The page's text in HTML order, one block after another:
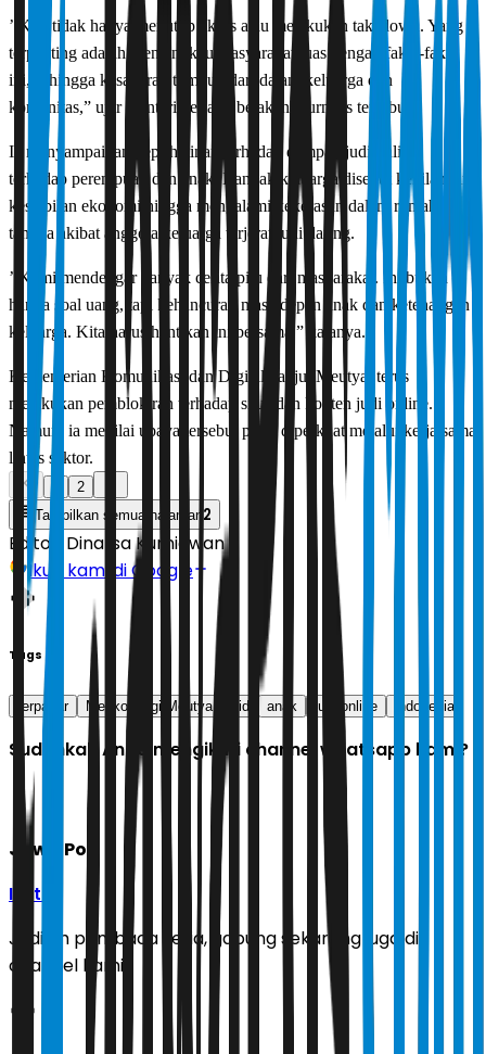
’’Kita tidak hanya menutup akses atau melakukan takedown. Yang
terpenting adalah menjangkau masyarakat luas dengan fakta-fakta
ini, sehingga kesadaran tumbuh dari dalam keluarga dan
komunitas,” ujar menteri berlatar belakang jurnalis tersebut.
Ia menyampaikan keprihatinan terhadap dampak judi online
terhadap perempuan dan anak. Banyak keluarga disebut kehilangan
kestabilan ekonomi hingga mengalami kekerasan dalam rumah
tangga akibat anggota keluarga terjerat judi daring.
’’Kami mendengar banyak cerita pilu dari masyarakat. Ini bukan
hanya soal uang, tapi kehancuran masa depan anak dan ketenangan
keluarga. Kita harus hentikan ini bersama,” katanya.
Kementerian Komunikasi dan Digital, lanjut Meutya, terus
melakukan pemblokiran terhadap situs dan konten judi online.
Namun, ia menilai upaya tersebut perlu diperkuat melalui kerja sama
lintas sektor.
2
Tampilkan semua halaman 2
Editor: Dinarsa Kurniawan
Ikuti kami di Google
Tags
terpapar Menkomdigi Meutya Hafid anak judi online indonesia
Sudahkah Anda mengikuti channel whatsapp kami?
Jawa Pos
Ikuti
Jadilah pembaca setia, gabung sekarang juga di
channel kami!